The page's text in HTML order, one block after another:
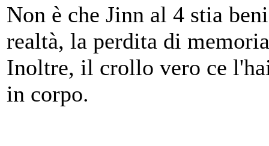
Non è che Jinn al 4 stia
realtà, la perdita di
Inoltre, il crollo vero ce
in corpo.